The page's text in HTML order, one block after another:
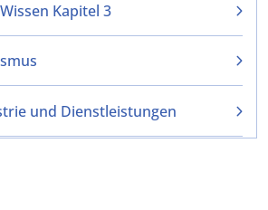
Kapitel 3
und Dienstleistungen